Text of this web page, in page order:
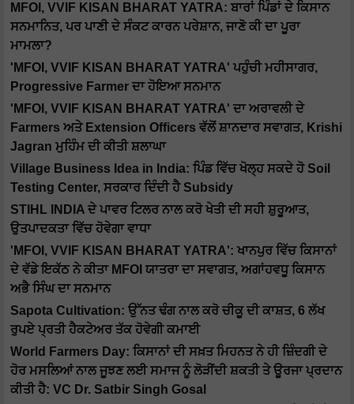
MFOI, VVIF KISAN BHARAT YATRA: ਬਾਰਾਂ ਪਿੰਡਾਂ ਦੇ ਕਿਸਾਨ
ਸਨਮਾਨਿਤ, ਪਰ ਪਾਣੀ ਦੇ ਸੰਕਟ ਕਾਰਨ ਪਰੇਸ਼ਾਨ, ਜਾਣੋ ਕੀ ਦਾ ਪੂਰਾ
ਮਾਮਲਾ?
'MFOI, VVIF KISAN BHARAT YATRA' ਪਹੁੰਚੀ ਮਹੀਸਾਗਰ,
Progressive Farmer ਦਾ ਹੋਇਆ ਸਨਮਾਨ
'MFOI, VVIF KISAN BHARAT YATRA' ਦਾ ਅਰਾਵਲੀ ਦੇ
Farmers ਅਤੇ Extension Officers ਵੱਲੋਂ ਸ਼ਾਨਦਾਰ ਸਵਾਗਤ, Krishi
Jagran ਮੁਹਿੰਮ ਦੀ ਕੀਤੀ ਸ਼ਲਾਘਾ
Village Business Idea in India: ਪਿੰਡ ਵਿੱਚ ਖੋਲ੍ਹ ਸਕਦੇ ਹੋ Soil
Testing Center, ਸਰਕਾਰ ਦਿੰਦੀ ਹੈ Subsidy
STIHL INDIA ਦੇ ਪਾਵਰ ਟਿਲਰ ਨਾਲ ਕਰੋ ਖੇਤੀ ਦੀ ਸਹੀ ਸ਼ੁਰੂਆਤ,
ਉਤਪਾਦਕਤਾ ਵਿੱਚ ਹੋਵੇਗਾ ਵਾਧਾ
'MFOI, VVIF KISAN BHARAT YATRA': ਖਾਨਪੁਰ ਵਿੱਚ ਕਿਸਾਨਾਂ
ਦੇ ਵੱਡੇ ਇਕੱਠ ਨੇ ਕੀਤਾ MFOI ਯਾਤਰਾ ਦਾ ਸਵਾਗਤ, ਅਗਾਂਹਵਧੂ ਕਿਸਾਨ
ਅਭੈ ਸਿੰਘ ਦਾ ਸਨਮਾਨ
Sapota Cultivation: ਉੱਨਤ ਢੰਗ ਨਾਲ ਕਰੋ ਚੀਕੂ ਦੀ ਕਾਸ਼ਤ, 6 ਲੱਖ
ਰੁਪਏ ਪ੍ਰਤੀ ਹੈਕਟੇਅਰ ਤੱਕ ਹੋਵੇਗੀ ਕਮਾਈ
World Farmers Day: ਕਿਸਾਨਾਂ ਦੀ ਸਖ਼ਤ ਮਿਹਨਤ ਨੇ ਹੀ ਜ਼ਿੰਦਗੀ ਦੇ
ਹੋਰ ਮਸਲਿਆਂ ਨਾਲ ਜੂਝਣ ਲਈ ਸਮਾਜ ਨੂੰ ਲੋੜੀਂਦੀ ਸ਼ਕਤੀ ਤੇ ਊਰਜਾ ਪ੍ਰਦਾਨ
ਕੀਤੀ ਹੈ: VC Dr. Satbir Singh Gosal